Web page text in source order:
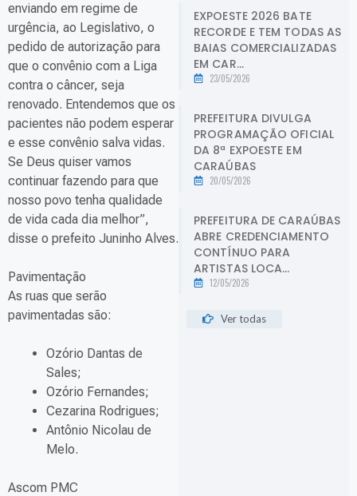
enviando em regime de
urgência, ao Legislativo, o
pedido de autorização para
que o convênio com a Liga
contra o câncer, seja
renovado. Entendemos que os
pacientes não podem esperar
e esse convênio salva vidas.
Se Deus quiser vamos
continuar fazendo para que
nosso povo tenha qualidade
de vida cada dia melhor”,
disse o prefeito Juninho Alves.
Pavimentação
As ruas que serão
pavimentadas são:
Ozório Dantas de
Sales;
Ozório Fernandes;
Cezarina Rodrigues;
Antônio Nicolau de
Melo.
Ascom PMC
EXPOESTE 2026 BATE
RECORDE E TEM TODAS AS
BAIAS COMERCIALIZADAS
EM CAR...
23/05/2026
PREFEITURA DIVULGA
PROGRAMAÇÃO OFICIAL
DA 8ª EXPOESTE EM
CARAÚBAS
20/05/2026
PREFEITURA DE CARAÚBAS
ABRE CREDENCIAMENTO
CONTÍNUO PARA
ARTISTAS LOCA...
12/05/2026
Ver todas